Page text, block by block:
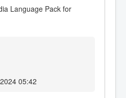
Language Pack for
05:42